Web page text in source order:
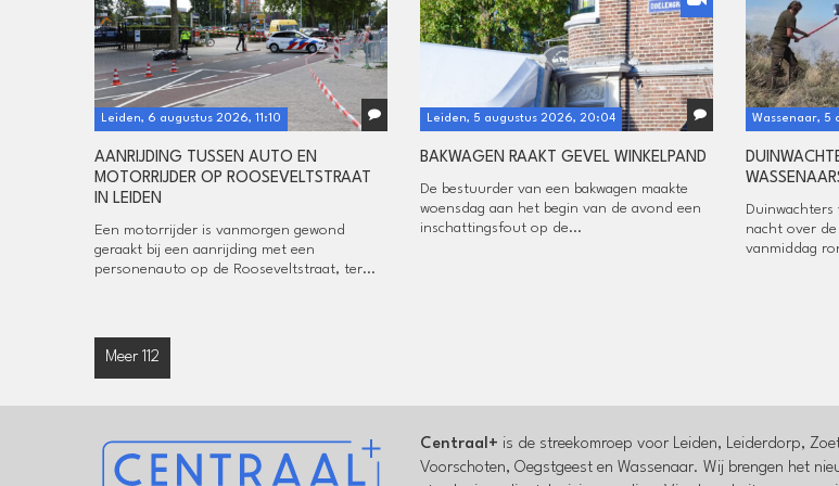
Leiden, 6 augustus 2026, 11:10
AANRIJDING TUSSEN AUTO EN
MOTORRIJDER OP ROOSEVELTSTRAAT
IN LEIDEN
Een motorrijder is vanmorgen gewond
geraakt bij een aanrijding met een
personenauto op de Rooseveltstraat, ter...
Leiden, 5 augustus 2026, 20:04
BAKWAGEN RAAKT GEVEL WINKELPAND
De bestuurder van een bakwagen maakte
woensdag aan het begin van de avond een
inschattingsfout op de...
Wassenaar, 5
Duinwachters
nacht over de
vanmiddag
Meer 112
Centraal+ is de streekomroep voor Leiden, Leiderdorp,
Voorschoten, Oegstgeest en Wassenaar. Wij brengen het